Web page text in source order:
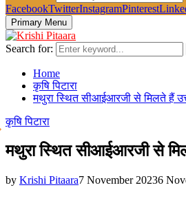
FacebookTwitterInstagramPinterest
Primary Menu
Search for:
Home
कृषि पिटारा
मथुरा स्थित सीआईआरजी से मिलते हैं
कृषि पिटारा
मथुरा स्थित सीआईआरजी से
by Krishi Pitaara7 November 20236